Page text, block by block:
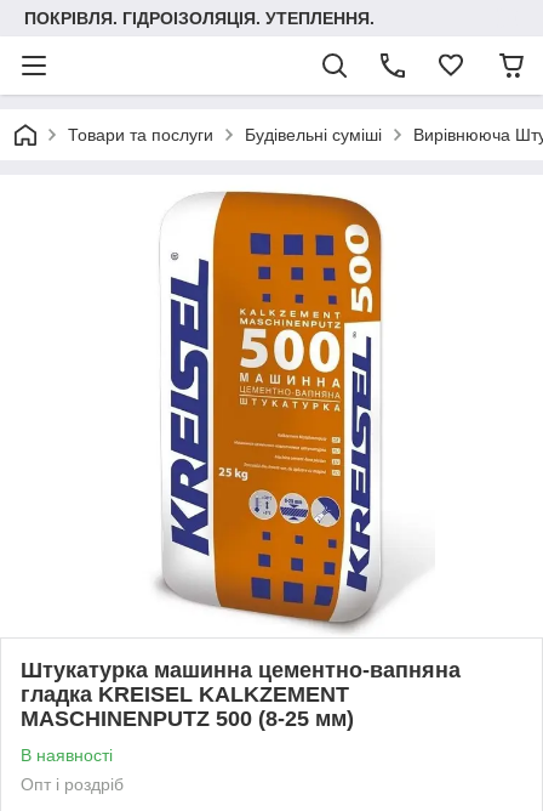
ПОКРІВЛЯ. ГІДРОІЗОЛЯЦІЯ. УТЕПЛЕННЯ.
Товари та послуги Будівельні суміші Вирівнююча
Штукатурка машинна цементно-вапняна
гладка KREISEL KALKZEMENT
MASCHINENPUTZ 500 (8-25 мм)
В наявності
Опт і роздріб